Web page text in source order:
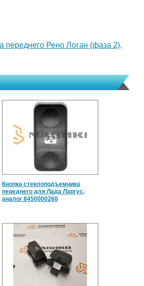
переднего Рено Логан (фаза 2),
Кнопка стеклоподъемника
переднего для Лада Ларгус,
аналог 8450000260